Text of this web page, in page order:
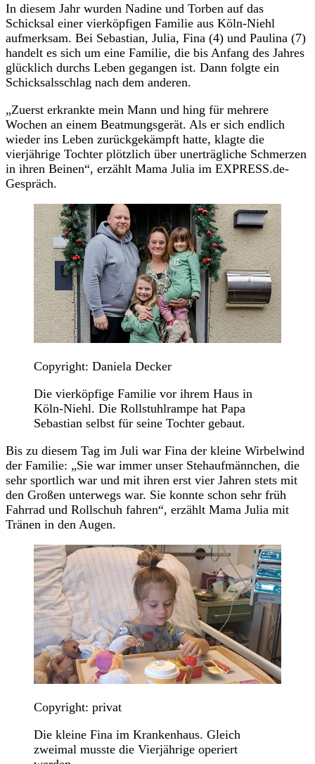
In diesem Jahr wurden Nadine und Torben auf das
Schicksal einer vierköpfigen Familie aus Köln-Niehl
aufmerksam. Bei Sebastian, Julia, Fina (4) und Paulina (7)
handelt es sich um eine Familie, die bis Anfang des Jahres
glücklich durchs Leben gegangen ist. Dann folgte ein
Schicksalsschlag nach dem anderen.
„Zuerst erkrankte mein Mann und hing für mehrere
Wochen an einem Beatmungsgerät. Als er sich endlich
wieder ins Leben zurückgekämpft hatte, klagte die
vierjährige Tochter plötzlich über unerträgliche Schmerzen
in ihren Beinen“, erzählt Mama Julia im EXPRESS.de-
Gespräch.
Copyright: Daniela Decker
Die vierköpfige Familie vor ihrem Haus in
Köln-Niehl. Die Rollstuhlrampe hat Papa
Sebastian selbst für seine Tochter gebaut.
Bis zu diesem Tag im Juli war Fina der kleine Wirbelwind
der Familie: „Sie war immer unser Stehaufmännchen, die
sehr sportlich war und mit ihren erst vier Jahren stets mit
den Großen unterwegs war. Sie konnte schon sehr früh
Fahrrad und Rollschuh fahren“, erzählt Mama Julia mit
Tränen in den Augen.
Copyright: privat
Die kleine Fina im Krankenhaus. Gleich
zweimal musste die Vierjährige operiert